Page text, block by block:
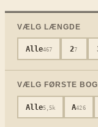
VÆLG LÆNGDE
Alle467 27
VÆLG FØRSTE
Alle5,5k A426